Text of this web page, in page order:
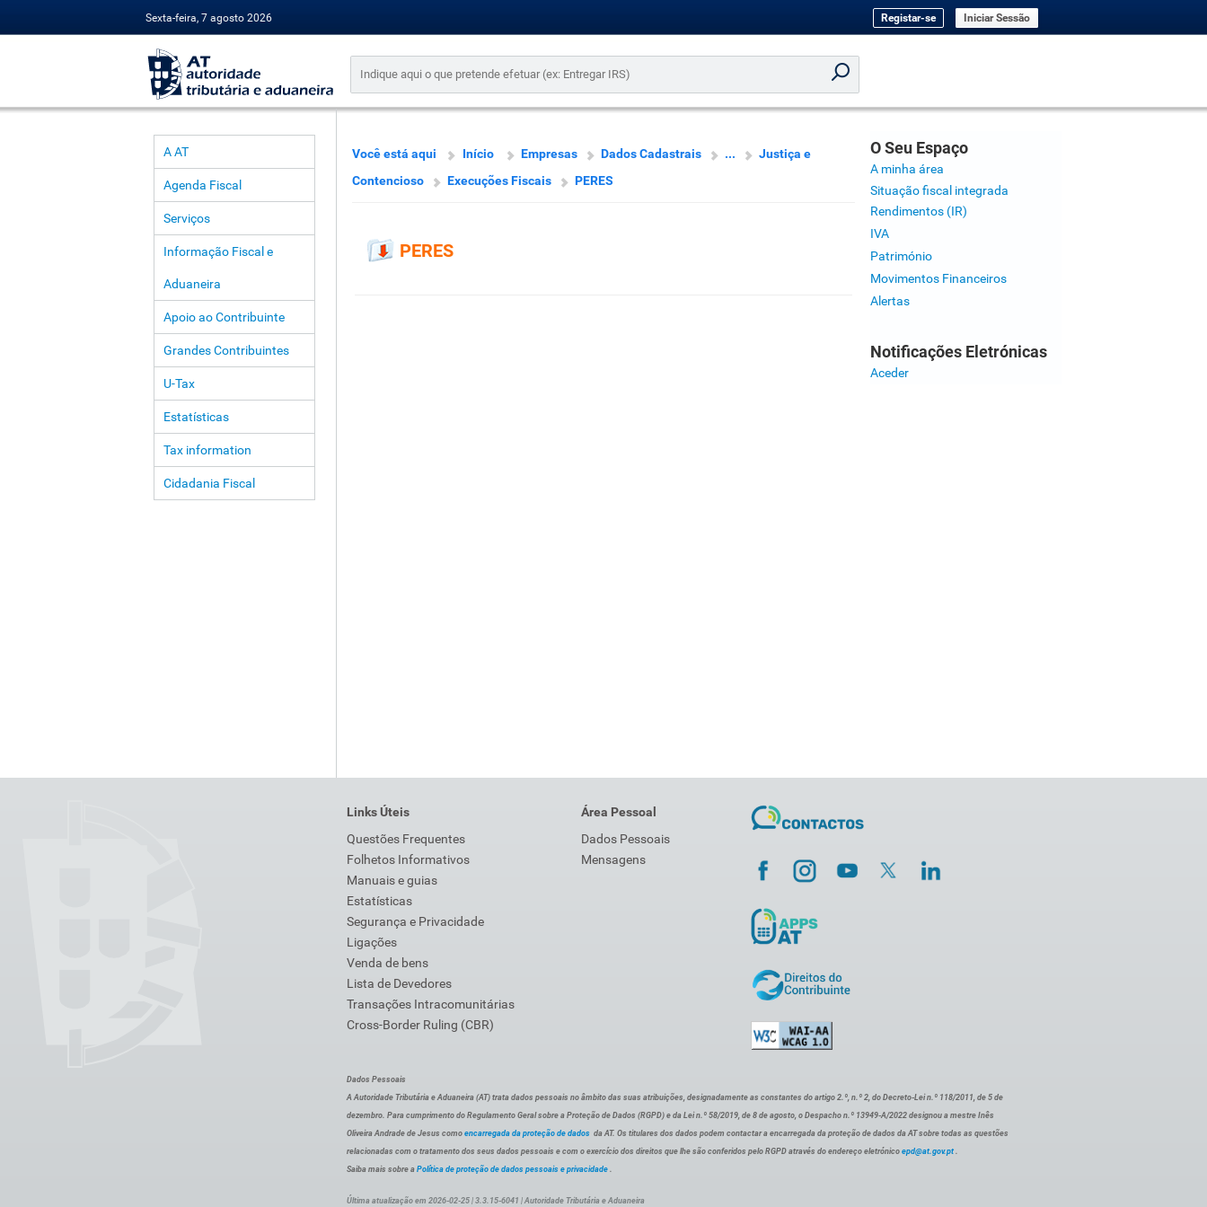
Sexta-feira, 7 agosto 2026 Registar-se Iniciar Sessão
A AT
Agenda Fiscal
Serviços
Informação Fiscal e
Aduaneira
Apoio ao Contribuinte
Grandes Contribuintes
U-Tax
Estatísticas
Tax information
Cidadania Fiscal
Você está aqui Início Empresas Dados Cadastrais ...
Justiça e
Contencioso
Execuções Fiscais PERES
PERES
O Seu Espaço
A minha área
Situação fiscal integrada
Rendimentos (IR)
IVA
Património
Movimentos Financeiros
Alertas
Notificações Eletrónicas
Aceder
Links Úteis
Questões Frequentes
Folhetos Informativos
Manuais e guias
Estatísticas
Segurança e Privacidade
Ligações
Venda de bens
Lista de Devedores
Transações Intracomunitárias
Cross-Border Ruling (CBR)
Área Pessoal
Dados Pessoais
Mensagens
Dados Pessoais
A Autoridade Tributária e Aduaneira (AT) trata dados pessoais no âmbito das suas atribuições, designadamente as constantes do artigo 2.º, n.º 2, do Decreto-Lei n.º 118/2011, de 5 de
dezembro. Para cumprimento do Regulamento Geral sobre a Proteção de Dados (RGPD) e da Lei n.º 58/2019, de 8 de agosto, o Despacho n.º 13949-A/2022 designou a mestre Inês
Oliveira Andrade de Jesus como encarregada da proteção de dados da AT. Os titulares dos dados podem contactar a encarregada da proteção de dados da AT sobre todas as questões
relacionadas com o tratamento dos seus dados pessoais e com o exercício dos direitos que lhe são conferidos pelo RGPD através do endereço eletrónico epd@at.gov.pt .
Saiba mais sobre a Política de proteção de dados pessoais e privacidade .
Última atualização em 2026-02-25 | 3.3.15-6041 | Autoridade Tributária e Aduaneira